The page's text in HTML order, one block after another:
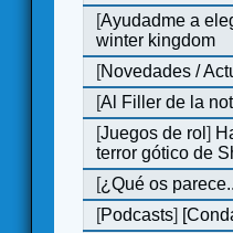
[Ayudadme a
winter kingdom
[Novedades /
[Al Filler de la
[Juegos de rol]
terror gótico de
[¿Qué os
[Podcasts]